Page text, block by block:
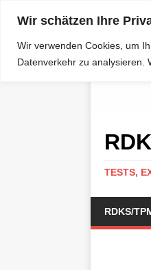
Wir schätzen Ihre
Wir verwenden Cookies, um
Datenverkehr zu analysieren.
TESTS,
RDKS/